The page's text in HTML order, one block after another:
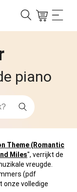
piano
Theme (Romantic
Miles", verrijkt de
vreugde.
(pdf
onze volledige